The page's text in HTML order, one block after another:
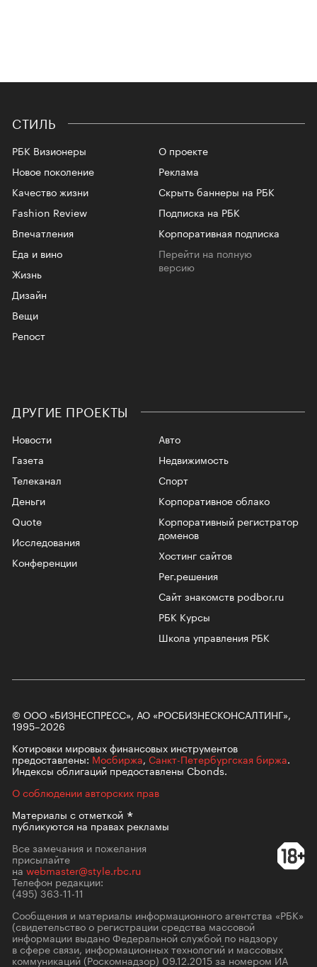
СТИЛЬ
РБК Визионеры
Новое поколение
Качество жизни
Fashion Review
Впечатления
Еда и вино
Жизнь
Дизайн
Вещи
Репост
О проекте
Реклама
Скрыть баннеры на РБК
Подписка на РБК
Корпоративная подписка
Перейти на полную
версию
ДРУГИЕ ПРОЕКТЫ
Новости
Газета
Телеканал
Авто
Недвижимость
Спорт
Корпоративное облако
Корпоративный регистратор
доменов
Хостинг сайтов
Рег.решения
Сайт знакомств podbor.ru
РБК Курсы
Школа управления РБК
Деньги
Quote
Исследования
Конференции
© ООО «БИЗНЕСПРЕСС», АО «РОСБИЗНЕСКОНСАЛТИНГ»,
1995–2026
Котировки мировых финансовых инструментов
предоставлены: Мосбиржа, Санкт-Петербургская биржа.
Индексы облигаций предоставлены Cbonds.
О соблюдении авторских прав
Материалы сотметкой
публикуются на правах рекламы
Все замечания и пожелания
присылайте
на webmaster@style.rbc.ru
Телефон редакции:
(495) 363-11-11
Сообщения и материалы информационного агентства «РБК»
(свидетельство о регистрации средства массовой
информации выдано Федеральной службой по надзору
в сфере связи, информационных технологий и массовых
коммуникаций (Роскомнадзор) 09.12.2015 за номером ИА